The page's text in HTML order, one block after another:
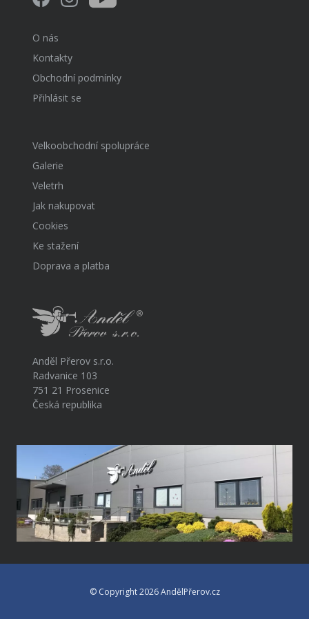
O nás
Kontakty
Obchodní podmínky
Přihlásit se
Velkoobchodní spolupráce
Galerie
Veletrh
Jak nakupovat
Cookies
Ke stažení
Doprava a platba
Anděl Přerov s.r.o.
Radvanice 103
751 21 Prosenice
Česká republika
© Copyright 2026 AndělPřerov.cz